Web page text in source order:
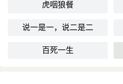
虎咽狼餐
说一是一，说二是二
百死一生